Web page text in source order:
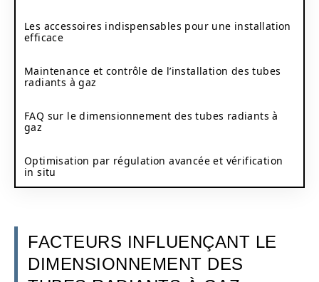
Les accessoires indispensables pour une installation
efficace
Maintenance et contrôle de l’installation des tubes
radiants à gaz
FAQ sur le dimensionnement des tubes radiants à
gaz
Optimisation par régulation avancée et vérification
in situ
FACTEURS INFLUENÇANT LE
DIMENSIONNEMENT DES